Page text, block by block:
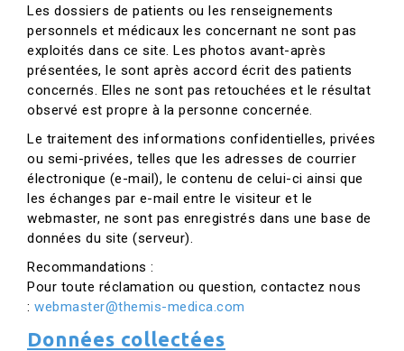
Les dossiers de patients ou les renseignements
personnels et médicaux les concernant ne sont pas
exploités dans ce site. Les photos avant-après
présentées, le sont après accord écrit des patients
concernés. Elles ne sont pas retouchées et le résultat
observé est propre à la personne concernée.
Le traitement des informations confidentielles, privées
ou semi-privées, telles que les adresses de courrier
électronique (e-mail), le contenu de celui-ci ainsi que
les échanges par e-mail entre le visiteur et le
webmaster, ne sont pas enregistrés dans une base de
données du site (serveur).
Recommandations :
Pour toute réclamation ou question, contactez nous
: webmaster@themis-medica.com
Données collectées